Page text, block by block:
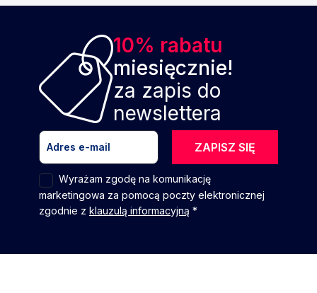
10% rabatu
miesięcznie!
za zapis do
newslettera
ZAPISZ SIĘ
Wyrażam zgodę na komunikację
marketingowa za pomocą poczty elektronicznej
zgodnie z klauzulą informacyjną *